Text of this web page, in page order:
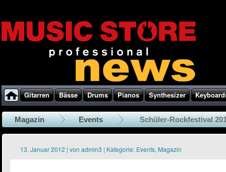
Gitarren Bässe Drums Pianos Synthesizer
Magazin Events Schüler-Rockfestival
13. Januar 2012 | von admin3 | Kategorie: Events, Magazin